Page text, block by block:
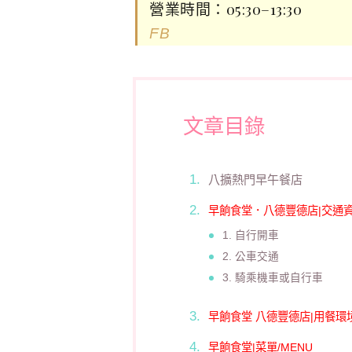
營業時間：05:30–13:30
FB
文章目錄
八擴熱門早午餐店
早餉食堂．八德豐德店|交通
1. 自行開車
2. 公車交通
3. 騎乘機車或自行車
早餉食堂 八德豐德店|用餐環
早餉食堂|菜單/MENU